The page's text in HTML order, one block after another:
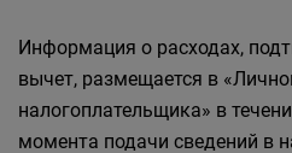
Информация о расходах,
вычет, размещается в
налогоплательщика» в
момента подачи сведений в